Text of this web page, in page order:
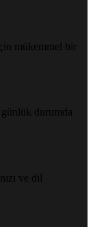
mükemmel bir
günlük durumda
ve dil